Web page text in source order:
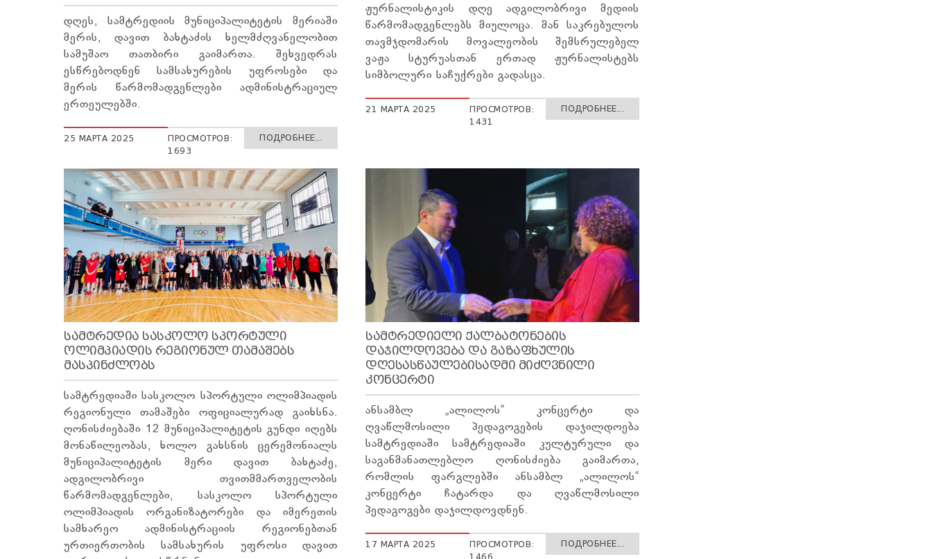
დღეს, სამტრედიის მუნიციპალიტეტის მერიაში
მერის, დავით ბახტაძის ხელმძღვანელობით
სამუშაო თათბირი გაიმართა. შეხვედრას
ესწრებოდნენ სამსახურების უფროსები და
მერის წარმომადგენლები ადმინისტრაციულ
ერთეულებში.
25 МАРТА 2025
ПРОСМОТРОВ:
1693
ПОДРОБНЕЕ...
ჟურნალისტიკის დღე ადგილობრივი მედიის
წარმომადგენლებს მიულოცა. მან საკრებულოს
თავმჯდომარის მოვალეობის შემსრულებელ
ვაჟა სტურუასთან ერთად ჟურნალისტებს
სიმბოლური საჩუქრები გადასცა.
21 МАРТА 2025
ПРОСМОТРОВ:
1431
ПОДРОБНЕЕ...
ᲡᲐᲛᲢᲠᲔᲓᲘᲐ ᲡᲐᲡᲙᲝᲚᲝ ᲡᲞᲝᲠᲢᲣᲚᲘ
ᲝᲚᲘᲛᲞᲘᲐᲓᲘᲡ ᲠᲔᲒᲘᲝᲜᲣᲚ ᲗᲐᲛᲐᲨᲔᲑᲡ
ᲛᲐᲡᲞᲘᲜᲫᲚᲝᲑᲡ
სამტრედიაში სასკოლო სპორტული ოლიმპიადის
რეგიონული თამაშები ოფიციალურად გაიხსნა.
ღონისძიებაში 12 მუნიციპალიტეტის გუნდი იღებს
მონაწილეობას, ხოლო გახსნის ცერემონიალს
მუნიციპალიტეტის მერი დავით ბახტაძე,
ადგილობრივი თვითმმართველობის
წარმომადგენლები, სასკოლო სპორტული
ოლიმპიადის ორგანიზატორები და იმერეთის
სამხარეო ადმინისტრაციის რეგიონებთან
ურთიერთობის სამსახურის უფროსი დავით
ᲡᲐᲛᲢᲠᲔᲓᲘᲔᲚᲘ ᲥᲐᲚᲑᲐᲢᲝᲜᲔᲑᲘᲡ
ᲓᲐᲯᲘᲚᲓᲝᲕᲔᲑᲐ ᲓᲐ ᲒᲐᲖᲐᲤᲮᲣᲚᲘᲡ
ᲓᲦᲔᲡᲐᲡᲬᲐᲣᲚᲔᲑᲘᲡᲐᲓᲛᲘ ᲛᲘᲫᲦᲕᲜᲘᲚᲘ
ᲙᲝᲜᲪᲔᲠᲢᲘ
ანსამბლ „ალილოს“ კონცერტი და
ღვაწლმოსილი პედაგოგების დაჯილდოება
სამტრედიაში სამტრედიაში კულტურული და
საგანმანათლებლო ღონისძიება გაიმართა,
რომლის ფარგლებში ანსამბლ „ალილოს“
კონცერტი ჩატარდა და ღვაწლმოსილი
პედაგოგები დაჯილდოვდნენ.
17 МАРТА 2025
ПРОСМОТРОВ:
1466
ПОДРОБНЕЕ...